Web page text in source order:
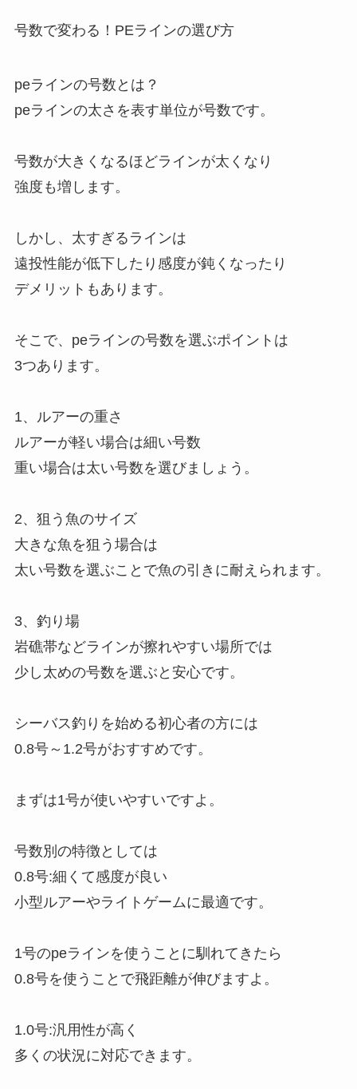
号数で変わる！PEラインの選び方
peラインの号数とは？
peラインの太さを表す単位が号数です。
号数が大きくなるほどラインが太くなり
強度も増します。
しかし、太すぎるラインは
遠投性能が低下したり感度が鈍くなったり
デメリットもあります。
そこで、peラインの号数を選ぶポイントは
3つあります。
1、ルアーの重さ
ルアーが軽い場合は細い号数
重い場合は太い号数を選びましょう。
2、狙う魚のサイズ
大きな魚を狙う場合は
太い号数を選ぶことで魚の引きに耐えられます。
3、釣り場
岩礁帯などラインが擦れやすい場所では
少し太めの号数を選ぶと安心です。
シーバス釣りを始める初心者の方には
0.8号～1.2号がおすすめです。
まずは1号が使いやすいですよ。
号数別の特徴としては
0.8号:細くて感度が良い
小型ルアーやライトゲームに最適です。
1号のpeラインを使うことに馴れてきたら
0.8号を使うことで飛距離が伸びますよ。
1.0号:汎用性が高く
多くの状況に対応できます。